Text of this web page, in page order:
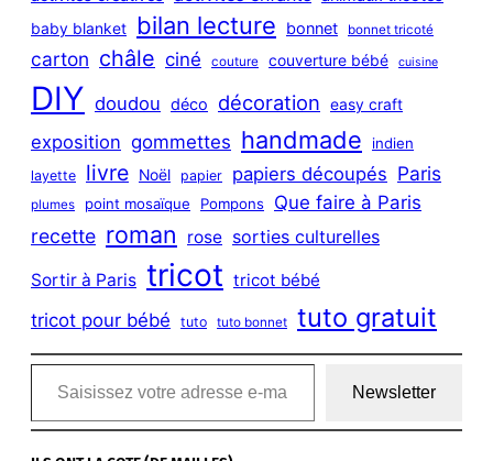
baby blanket bilan lecture bonnet bonnet tricoté
carton châle ciné couture couverture bébé cuisine
DIY doudou déco décoration easy craft
exposition gommettes handmade indien
layette livre Noël papier papiers découpés Paris
plumes point mosaïque Pompons Que faire à Paris
recette roman rose sorties culturelles
Sortir à Paris tricot tricot bébé
tricot pour bébé tuto tuto bonnet tuto gratuit
Saisissez votre adresse e-mail…
Newsletter